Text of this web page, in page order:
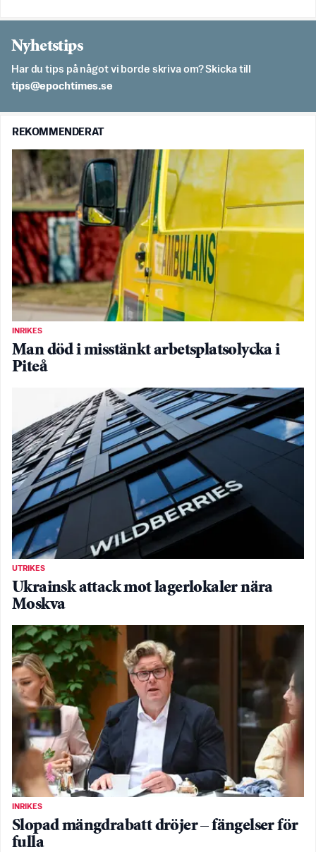
Nyhetstips
Har du tips på något vi borde skriva om? Skicka till
es.semithcope@spit
REKOMMENDERAT
INRIKES
Man död i misstänkt arbetsplatsolycka i
Piteå
UTRIKES
Ukrainsk attack mot lagerlokaler nära
Moskva
INRIKES
Slopad mängdrabatt dröjer – fängelser för
fulla